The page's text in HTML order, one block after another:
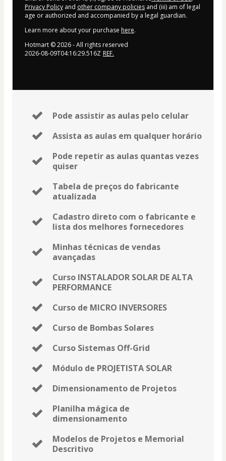
Privacy Policy and other company policies and (iii) am of legal
age or authorized and accompanied by a legal guardian.
Learn more about your purchase here.
Hotmart ©2026- All rights reserved
2026-08-09T04:16:29.516Z REF.
Pode assistir as aulas pelo celular
Assista as aulas em qualquer horário
Pode repetir as aulas quantas vezes
quiser
Tabela de preços do fabricante
atualizada
Cadastro direto com o fabricante e
lista dos melhores fornecedores
Minhas técnicas de vendas
avançadas
Curso INSTALADOR SOLAR DE ALTA
PERFORMANCE
Curso de MICRO INVERSORES
Curso de Bombas Solares
Curso Sistemas Off-Grid
Módulo de PROJETISTA SOLAR
Dimensionamento de Projetos
Planilha mágica de
dimensionamento
Modelos de Projetos e Memorial
Descritivo